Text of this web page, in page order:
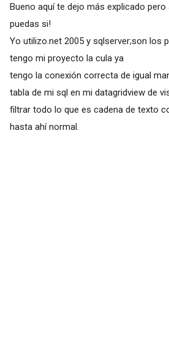
Bueno aquí te dejo más explicado
puedas si!
Yo utilizo.net 2005 y sqlserver;son los
tengo mi proyecto la cula ya
tengo la conexión correcta de igual
tabla de mi sql en mi datagridview de
filtrar todo lo que es cadena de texto
hasta ahí normal.